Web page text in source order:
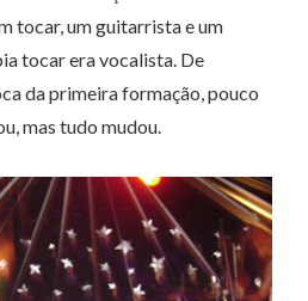
tocar, um guitarrista e um
tocar era vocalista. De
da primeira formação, pouco
mas tudo mudou.